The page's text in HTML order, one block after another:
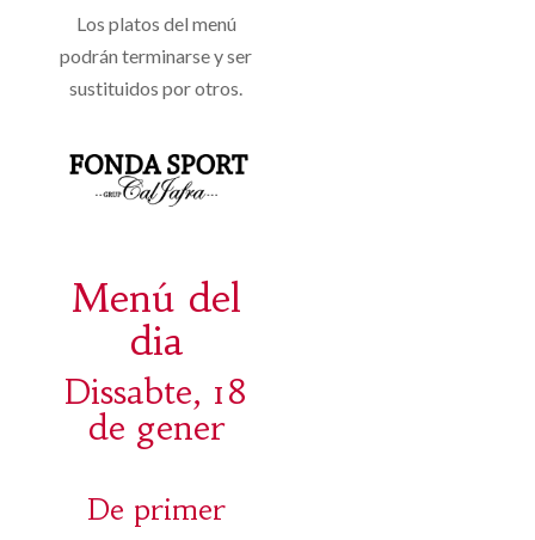
Los platos del menú
podrán terminarse y ser
sustituidos por otros.
Menú del
dia
Dissabte, 18
de gener
De primer